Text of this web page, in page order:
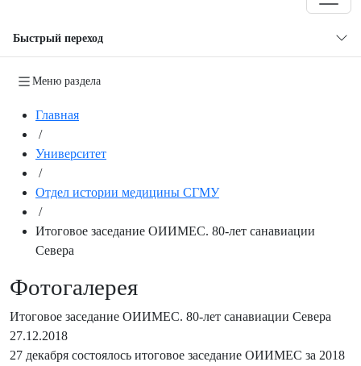
Быстрый переход
Меню раздела
Главная
/
Университет
/
Отдел истории медицины СГМУ
/
Итоговое заседание ОИИМЕС. 80-лет санавиации
Севера
Фотогалерея
Итоговое заседание ОИИМЕС. 80-лет санавиации Севера
27.12.2018
27 декабря состоялось итоговое заседание ОИИМЕС за 2018